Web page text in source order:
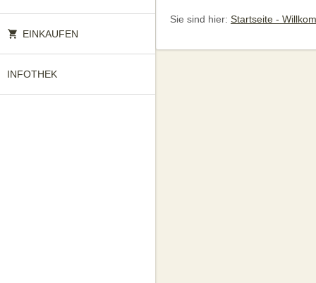
EINKAUFEN
INFOTHEK
Sie sind hier: Startseite -